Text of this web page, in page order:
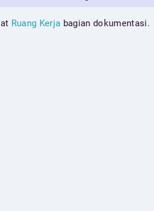
Ruang Kerja bagian dokumentasi.